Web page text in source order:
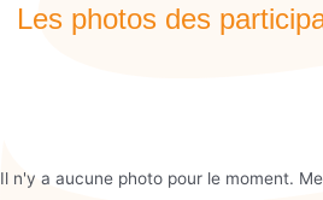
Les photos des
Il n'y a aucune photo pour le moment.